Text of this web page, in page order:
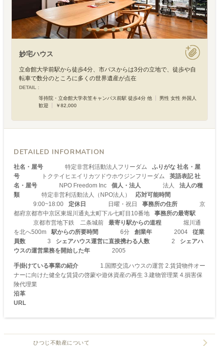
妙宅ハウス
立命館大学前駅から徒歩4分、市バスからは3分の立地で、徒歩や自
転車で数分のところに多くの世界遺産が点在
DETAIL :
等持院・立命館大学衣笠キャンパス前駅 徒歩4分 他
男性 女性 外国人
歓迎
￥82,000
DETAILED INFORMATION
社名・屋号 特定非営利活動法人フリーダム
ふりがな 社名・屋
号
トクテイヒエイリカツドウホウジンフリーダム
英語表記 社
名・屋号
NPO Freedom Inc 個人・法人 法人
法人の種
類
特定非営利活動法人（NPO法人）
応対可能時間
9:00~18:00
定休日 日曜・祝日 事務所の住所
京
都府京都市中京区東堀川通丸太町下ル七町目10番地
事務所の最寄駅
京都市営地下鉄 二条城前
最寄り駅からの道程
堀川通
を北へ500m
駅からの所要時間 6分 創業年 2004
従業
員数
3 シェアハウス運営に直接携わる人数 2
シェアハ
ウスの運営業務を開始した年
2005
手掛けている事業の紹介
1.国際交流ハウスの運営 2.賃貸物件オー
ナーに向けた健全な賃貸の啓蒙や遊休資産の再生 3.建物管理業 4.損害保
険代理業
沿革
URL
ひつじ不動産について